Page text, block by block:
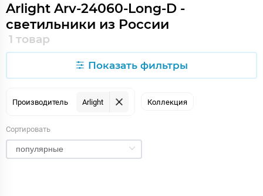
Arlight Arv-24060-Long-D -
светильники из России
1 товар
Показать фильтры
Производитель Arlight Коллекция
Сортировать